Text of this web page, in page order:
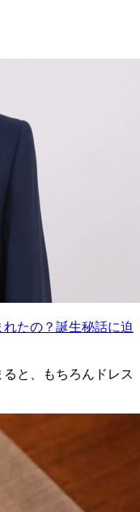
れたの？誕生秘話に迫
と、もちろんドレス